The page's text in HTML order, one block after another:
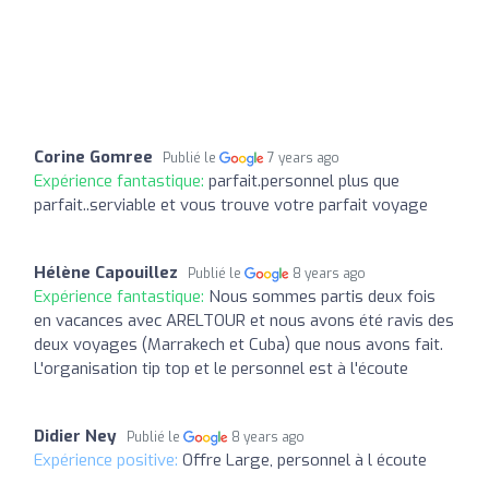
Corine Gomree Publié le 7 years ago
Expérience fantastique: parfait.personnel plus que
parfait..serviable et vous trouve votre parfait voyage
Hélène Capouillez Publié le 8 years ago
Expérience fantastique: Nous sommes partis deux fois
en vacances avec ARELTOUR et nous avons été ravis des
deux voyages (Marrakech et Cuba) que nous avons fait.
L'organisation tip top et le personnel est à l'écoute
Didier Ney Publié le 8 years ago
Expérience positive: Offre Large, personnel à l écoute